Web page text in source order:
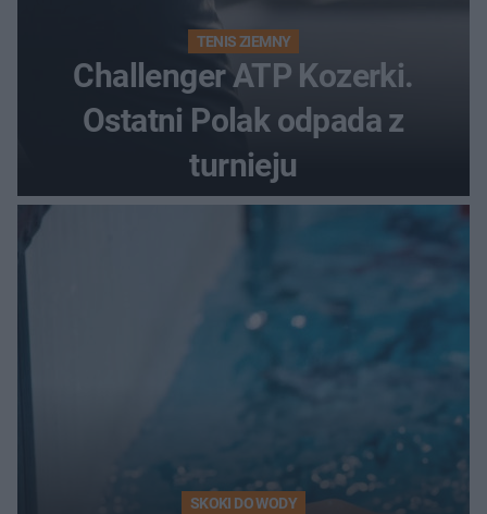
TENIS ZIEMNY
Challenger ATP Kozerki.
Ostatni Polak odpada z
turnieju
SKOKI DO WODY